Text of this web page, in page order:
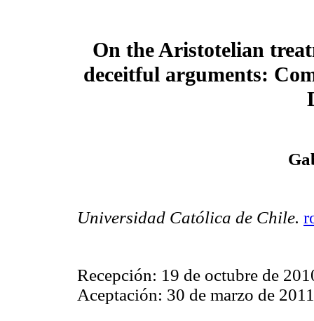
On the Aristotelian
deceitful arguments:
Universidad Católica de Chile.
Recepción: 19 de octubre de
Aceptación: 30 de marzo de